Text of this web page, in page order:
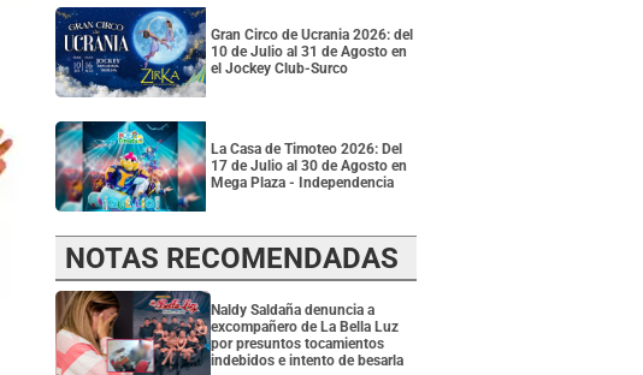
Gran Circo de Ucrania 2026: del
10 de Julio al 31 de Agosto en
el Jockey Club-Surco
La Casa de Timoteo 2026: Del
17 de Julio al 30 de Agosto en
Mega Plaza - Independencia
NOTAS RECOMENDADAS
Naldy Saldaña denuncia a
excompañero de La Bella Luz
por presuntos tocamientos
indebidos e intento de besarla